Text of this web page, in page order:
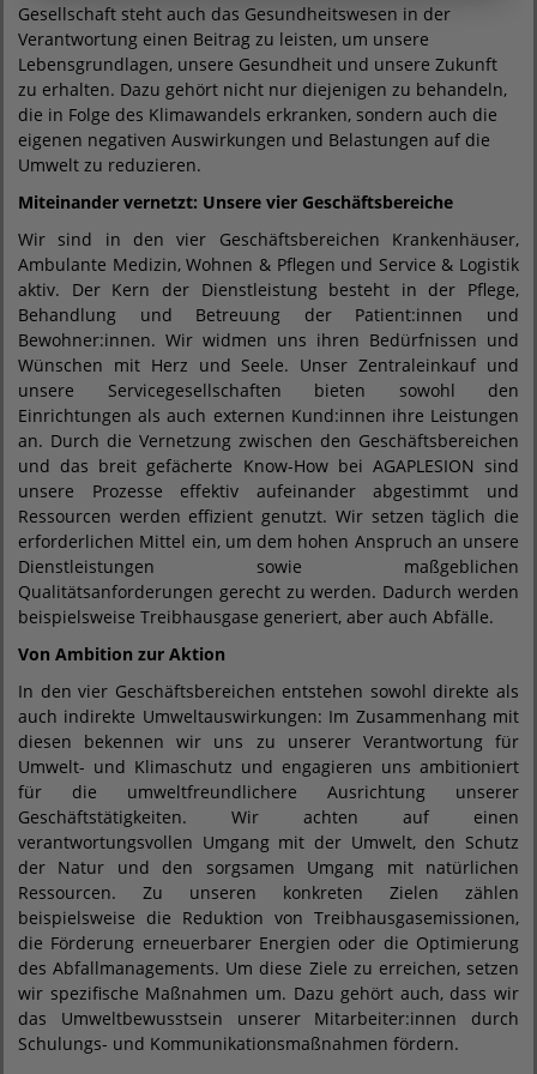
Gesellschaft steht auch das Gesundheitswesen in der
Verantwortung einen Beitrag zu leisten, um unsere
Lebensgrundlagen, unsere Gesundheit und unsere Zukunft
zu erhalten. Dazu gehört nicht nur diejenigen zu behandeln,
die in Folge des Klimawandels erkranken, sondern auch die
eigenen negativen Auswirkungen und Belastungen auf die
Umwelt zu reduzieren.
Miteinander vernetzt: Unsere vier Geschäftsbereiche
Wir sind in den vier Geschäftsbereichen Krankenhäuser,
Ambulante Medizin, Wohnen & Pflegen und Service & Logistik
aktiv. Der Kern der Dienstleistung besteht in der Pflege,
Behandlung und Betreuung der Patient:innen und
Bewohner:innen. Wir widmen uns ihren Bedürfnissen und
Wünschen mit Herz und Seele. Unser Zentraleinkauf und
unsere Servicegesellschaften bieten sowohl den
Einrichtungen als auch externen Kund:innen ihre Leistungen
an. Durch die Vernetzung zwischen den Geschäftsbereichen
und das breit gefächerte Know-How bei AGAPLESION sind
unsere Prozesse effektiv aufeinander abgestimmt und
Ressourcen werden effizient genutzt. Wir setzen täglich die
erforderlichen Mittel ein, um dem hohen Anspruch an unsere
Dienstleistungen sowie maßgeblichen
Qualitätsanforderungen gerecht zu werden. Dadurch werden
beispielsweise Treibhausgase generiert, aber auch Abfälle.
Von Ambition zur Aktion
In den vier Geschäftsbereichen entstehen sowohl direkte als
auch indirekte Umweltauswirkungen: Im Zusammenhang mit
diesen bekennen wir uns zu unserer Verantwortung für
Umwelt- und Klimaschutz und engagieren uns ambitioniert
für die umweltfreundlichere Ausrichtung unserer
Geschäftstätigkeiten. Wir achten auf einen
verantwortungsvollen Umgang mit der Umwelt, den Schutz
der Natur und den sorgsamen Umgang mit natürlichen
Ressourcen. Zu unseren konkreten Zielen zählen
beispielsweise die Reduktion von Treibhausgasemissionen,
die Förderung erneuerbarer Energien oder die Optimierung
des Abfallmanagements. Um diese Ziele zu erreichen, setzen
wir spezifische Maßnahmen um. Dazu gehört auch, dass wir
das Umweltbewusstsein unserer Mitarbeiter:innen durch
Schulungs- und Kommunikationsmaßnahmen fördern.